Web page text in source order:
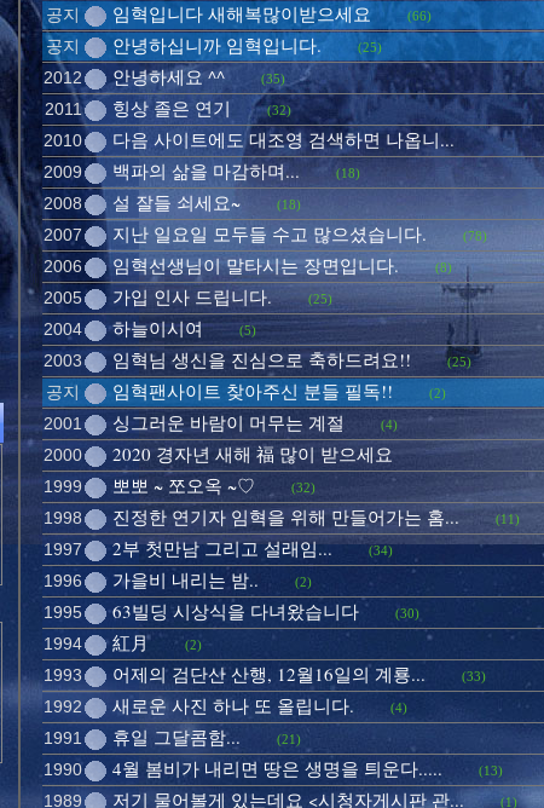
공지 임혁입니다 새해복많이받으세요 (66)
공지 안녕하십니까 임혁입니다. (25)
2012 안녕하세요 ^^ (35)
2011 힝상 졸은 연기 (32)
2010 다음 사이트에도 대조영 검색하면 나옵니...
2009 백파의 삶을 마감하며... (18)
2008 설 잘들 쇠세요~ (18)
2007 지난 일요일 모두들 수고 많으셨습니다. (78)
2006 임혁선생님이 말타시는 장면입니다. (8)
2005 가입 인사 드립니다. (25)
2004 하늘이시여 (5)
2003 임혁님 생신을 진심으로 축하드려요!! (25)
공지 임혁팬사이트 찾아주신 분들 필독!! (2)
2001 싱그러운 바람이 머무는 계절 (4)
2000 2020 경자년 새해 福 많이 받으세요
1999 뽀뽀 ~ 쪼오옥 ~♡ (32)
1998 진정한 연기자 임혁을 위해 만들어가는 홈... (11)
1997 2부 첫만남 그리고 설래임... (34)
1996 가을비 내리는 밤.. (2)
1995 63빌딩 시상식을 다녀왔습니다 (30)
1994 紅月 (2)
1993 어제의 검단산 산행, 12월16일의 계룡... (33)
1992 새로운 사진 하나 또 올립니다. (4)
1991 휴일 그달콤함... (21)
1990 4월 봄비가 내리면 땅은 생명을 틔운다..... (13)
1989 저기 물어볼게 있는데요 <시청자게시판 관... (1)